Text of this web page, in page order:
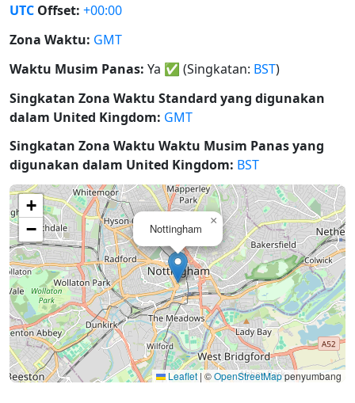
UTC Offset: +00:00
Zona Waktu: GMT
Waktu Musim Panas: Ya ✅ (Singkatan: BST)
Singkatan Zona Waktu Standard yang digunakan
dalam United Kingdom: GMT
Singkatan Zona Waktu Waktu Musim Panas yang
digunakan dalam United Kingdom: BST
Nottingham
×
+
−
Leaflet |©OpenStreetMappenyumbang